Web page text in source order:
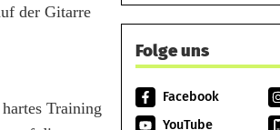
der Gitarre
Training
Folge uns
Facebook
YouTube